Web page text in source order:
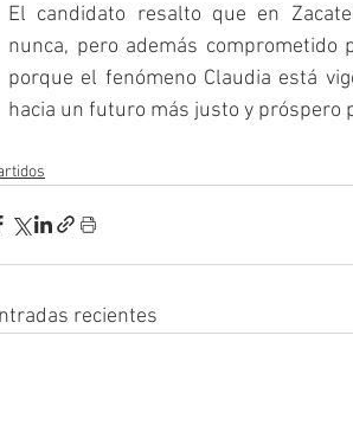
El candidato resalto que en
nunca, pero además
porque el fenómeno Claudia está
hacia un futuro más justo y próspero
recientes